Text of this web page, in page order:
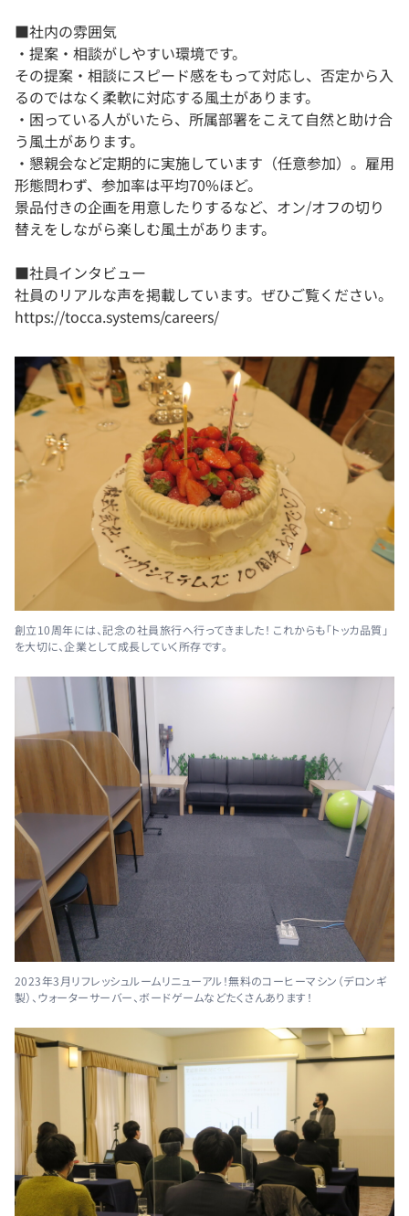
■社内の雰囲気
・提案・相談がしやすい環境です。
その提案・相談にスピード感をもって対応し、否定から入
るのではなく柔軟に対応する風土があります。
・困っている人がいたら、所属部署をこえて自然と助け合
う風土があります。
・懇親会など定期的に実施しています（任意参加）。雇用
形態問わず、参加率は平均70%ほど。
景品付きの企画を用意したりするなど、オン/オフの切り
替えをしながら楽しむ風土があります。
■社員インタビュー
社員のリアルな声を掲載しています。ぜひご覧ください。
https://tocca.systems/careers/
創立10周年には、記念の社員旅行へ行ってきました！ これからも「トッカ品質」
を大切に、企業として成長していく所存です。
2023年3月リフレッシュルームリニューアル！無料のコーヒーマシン（デロンギ
製）、ウォーターサーバー、ボードゲームなどたくさんあります！